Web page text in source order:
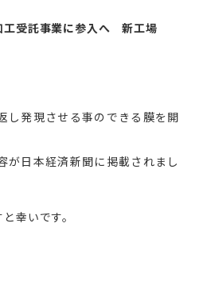
工受託事業に参入へ 新工場
し発現させる事のできる膜を開
が日本経済新聞に掲載されまし
幸いです。